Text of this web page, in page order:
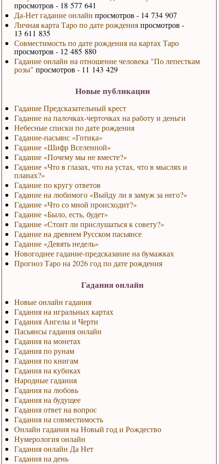
просмотров - 18 577 641
Да-Нет гадание онлайн просмотров - 14 734 907
Личная карта Таро по дате рожденияпросмотров -
13 611 835
Совместимость по дате рождения на картах Таро
просмотров - 12 485 880
Гадание онлайн на отношение человека "По лепесткам
розы" просмотров - 11 143 429
Новые публикации
Гадание Предсказательный крест
Гадание на палочках-черточках на работу и деньги
Небесные списки по дате рождения
Гадание-пасьянс «Готика»
Гадание «Шифр Вселенной»
Гадание «Почему мы не вместе?»
Гадание «Что в глазах, что на устах, что в мыслях и
планах?»
Гадание по кругу ответов
Гадание на любимого «Выйду ли я замуж за него?»
Гадание «Что со мной происходит?»
Гадание «Было, есть, будет»
Гадание «Стоит ли прислушаться к совету?»
Гадание на древнем Русском пасьянсе
Гадание «Девять недель»
Новогоднее гадание-предсказание на бумажках
Прогноз Таро на 2026 год по дате рождения
Гадания онлайн
Новые онлайн гадания
Гадания на игральных картах
Гадания Ангелы и Черти
Пасьянсы гадания онлайн
Гадания на монетах
Гадания по рунам
Гадания по книгам
Гадания на кубиках
Народные гадания
Гадания на любовь
Гадания на будущее
Гадания ответ на вопрос
Гадания на совместимость
Онлайн гадания на Новый год и Рождество
Нумерология онлайн
Гадания онлайн Да Нет
Гадания на день